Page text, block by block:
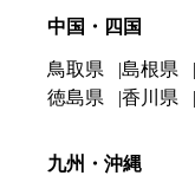
中国・四国
鳥取県 島根県
徳島県
香川県
九州・沖縄